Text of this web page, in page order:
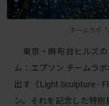
チームラボ
東京・麻布台ヒルズの
ム：エプソン チームラ
出す《Light Sculpture -
ン。それを記念した特